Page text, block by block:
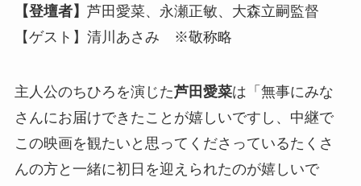
【登壇者】 芦田愛菜、永瀬正敏、大森立嗣監督
【ゲスト】清川あさみ ※敬称略
主人公のちひろを演じた芦田愛菜は「無事にみな
さんにお届けできたことが嬉しいですし、中継で
この映画を観たいと思ってくださっているたくさ
んの方と一緒に初日を迎えられたのが嬉しいで